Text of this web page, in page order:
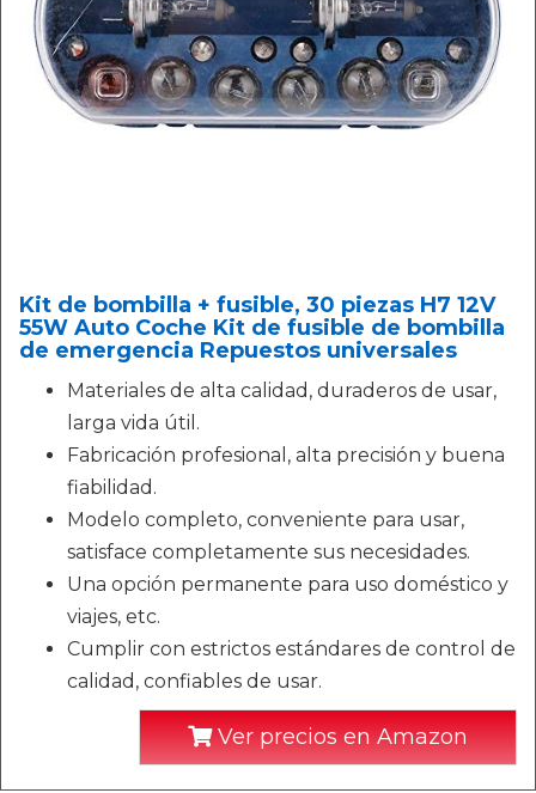
Kit de bombilla + fusible, 30 piezas H7 12V
55W Auto Coche Kit de fusible de bombilla
de emergencia Repuestos universales
Materiales de alta calidad, duraderos de usar,
larga vida útil.
Fabricación profesional, alta precisión y buena
fiabilidad.
Modelo completo, conveniente para usar,
satisface completamente sus necesidades.
Una opción permanente para uso doméstico y
viajes, etc.
Cumplir con estrictos estándares de control de
calidad, confiables de usar.
Ver precios en Amazon